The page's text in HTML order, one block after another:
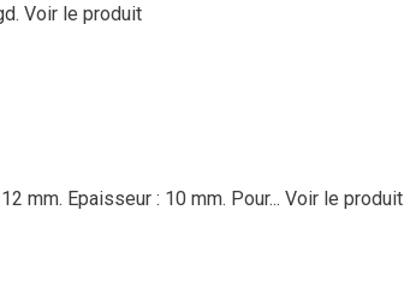
Voir le produit
mm. Epaisseur : 10 mm. Pour... Voir le produit